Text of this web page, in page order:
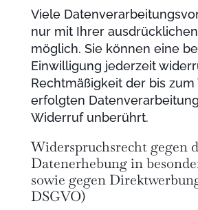
Viele
nur mit Ihrer
möglich. Sie können eine
Einwilligung jederzeit
Rechtmäßigkeit der bis
erfolgten
Widerruf unberührt.
Widerspruchsrecht gegen
Datenerhebung in
sowie gegen
DSGVO)